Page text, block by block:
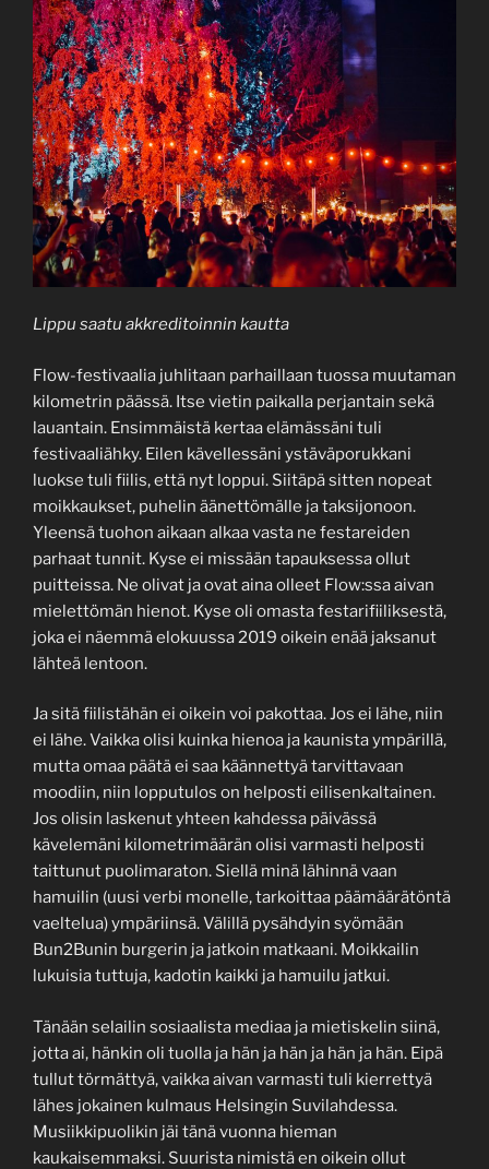
Lippu saatu akkreditoinnin kautta
Flow-festivaalia juhlitaan parhaillaan tuossa muutaman
kilometrin päässä. Itse vietin paikalla perjantain sekä
lauantain. Ensimmäistä kertaa elämässäni tuli
festivaaliähky. Eilen kävellessäni ystäväporukkani
luokse tuli fiilis, että nyt loppui. Siitäpä sitten nopeat
moikkaukset, puhelin äänettömälle ja taksijonoon.
Yleensä tuohon aikaan alkaa vasta ne festareiden
parhaat tunnit. Kyse ei missään tapauksessa ollut
puitteissa. Ne olivat ja ovat aina olleet Flow:ssa aivan
mielettömän hienot. Kyse oli omasta festarifiiliksestä,
joka ei näemmä elokuussa 2019 oikein enää jaksanut
lähteä lentoon.
Ja sitä fiilistähän ei oikein voi pakottaa. Jos ei lähe, niin
ei lähe. Vaikka olisi kuinka hienoa ja kaunista ympärillä,
mutta omaa päätä ei saa käännettyä tarvittavaan
moodiin, niin lopputulos on helposti eilisenkaltainen.
Jos olisin laskenut yhteen kahdessa päivässä
kävelemäni kilometrimäärän olisi varmasti helposti
taittunut puolimaraton. Siellä minä lähinnä vaan
hamuilin (uusi verbi monelle, tarkoittaa päämäärätöntä
vaeltelua) ympäriinsä. Välillä pysähdyin syömään
Bun2Bunin burgerin ja jatkoin matkaani. Moikkailin
lukuisia tuttuja, kadotin kaikki ja hamuilu jatkui.
Tänään selailin sosiaalista mediaa ja mietiskelin siinä,
jotta ai, hänkin oli tuolla ja hän ja hän ja hän ja hän. Eipä
tullut törmättyä, vaikka aivan varmasti tuli kierrettyä
lähes jokainen kulmaus Helsingin Suvilahdessa.
Musiikkipuolikin jäi tänä vuonna hieman
kaukaisemmaksi. Suurista nimistä en oikein ollut